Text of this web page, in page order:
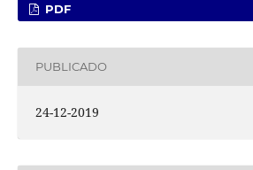
PDF
PUBLICADO
24-12-2019